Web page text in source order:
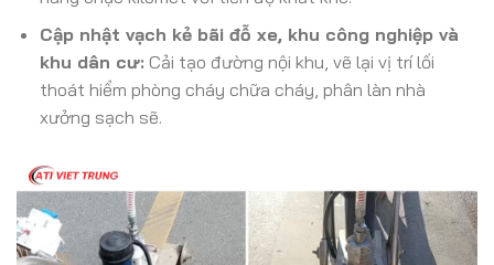
Cập nhật vạch kẻ bãi đỗ xe, khu công nghiệp và
khu dân cư: Cải tạo đường nội khu, vẽ lại vị trí lối
thoát hiểm phòng cháy chữa cháy, phân làn nhà
xưởng sạch sẽ.